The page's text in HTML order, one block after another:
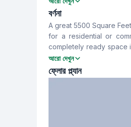
5
খাবার রুম
Yes
স্টাফ টয়লেট
No
বর্ণনা
A great 5500 Square Feet residential or commercial Duplex House is available for rent in Nikunjo. If you are
for a residential or
completely ready space
make this space more
আরো দেখুন
ফ্লোর প্ল্যান